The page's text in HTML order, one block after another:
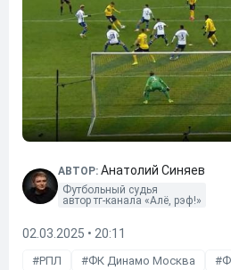
АВТОР: Анатолий Синяев
Футбольный судья
автор тг-канала «Алё, рэф!»
02.03.2025 • 20:11
РПЛ ФК Динамо Москва